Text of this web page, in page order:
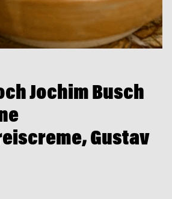
Jochim Busch
Gustav